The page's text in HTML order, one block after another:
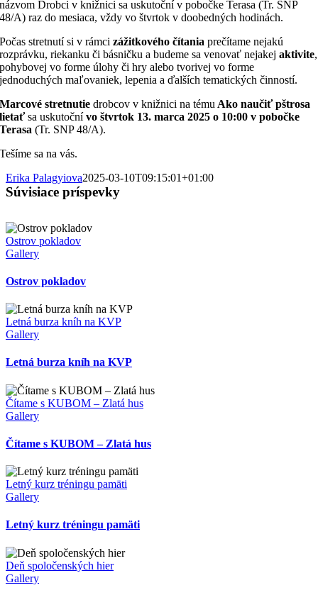
názvom Drobci v knižnici sa uskutoční v pobočke Terasa (Tr. SNP
48/A) raz do mesiaca, vždy vo štvrtok v doobedných hodinách.
Počas stretnutí si v rámcizážitkového čítania prečítame nejakú
rozprávku, riekanku či básničku a budeme sa venovať nejakejaktivite,
pohybovej vo forme úlohy či hry alebo tvorivej vo forme
jednoduchých maľovaniek, lepenia a ďalších tematických činností.
Marcové stretnutiedrobcov v knižnici na tému Ako naučiť pštrosa
lietaťsa uskutočnívo štvrtok 13. marca 2025 o 10:00 v pobočke
Terasa(Tr. SNP 48/A).
Tešíme sa na vás.
Erika Palagyiova2025-03-10T09:15:01+01:00
Súvisiace príspevky
Ostrov pokladov
Gallery
Ostrov pokladov
Letná burza kníh na KVP
Gallery
Letná burza kníh na KVP
Čítame s KUBOM – Zlatá hus
Gallery
Čítame s KUBOM – Zlatá hus
Letný kurz tréningu pamäti
Gallery
Letný kurz tréningu pamäti
Deň spoločenských hier
Gallery